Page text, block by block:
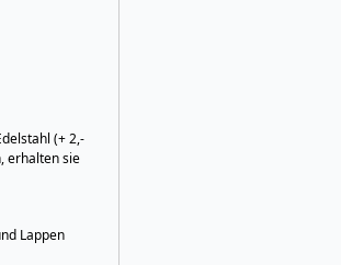
(+ 2,-
erhalten sie
Lappen